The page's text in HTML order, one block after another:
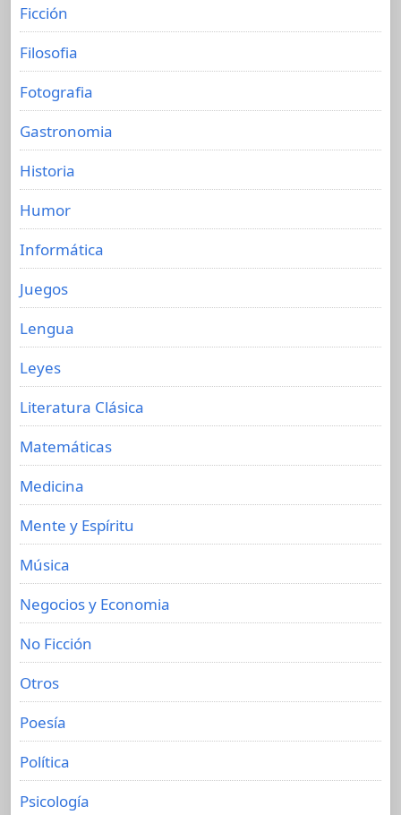
Ficción
Filosofia
Fotografia
Gastronomia
Historia
Humor
Informática
Juegos
Lengua
Leyes
Literatura Clásica
Matemáticas
Medicina
Mente y Espíritu
Música
Negocios y Economia
No Ficción
Otros
Poesía
Política
Psicología